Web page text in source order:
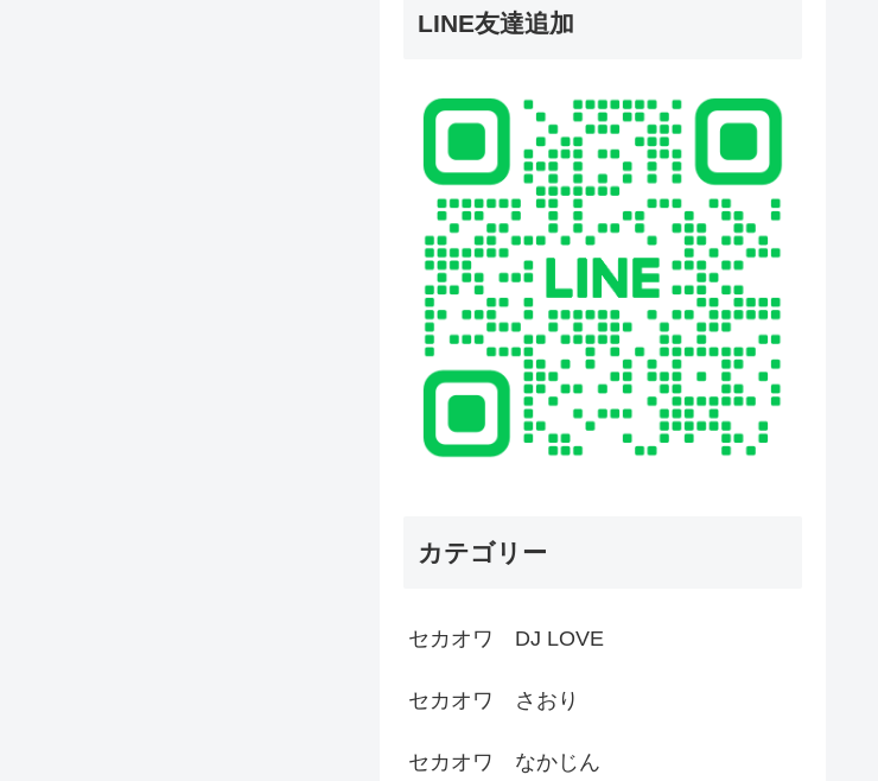
LINE友達追加
カテゴリー
セカオワ DJ LOVE
セカオワ さおり
セカオワ なかじん